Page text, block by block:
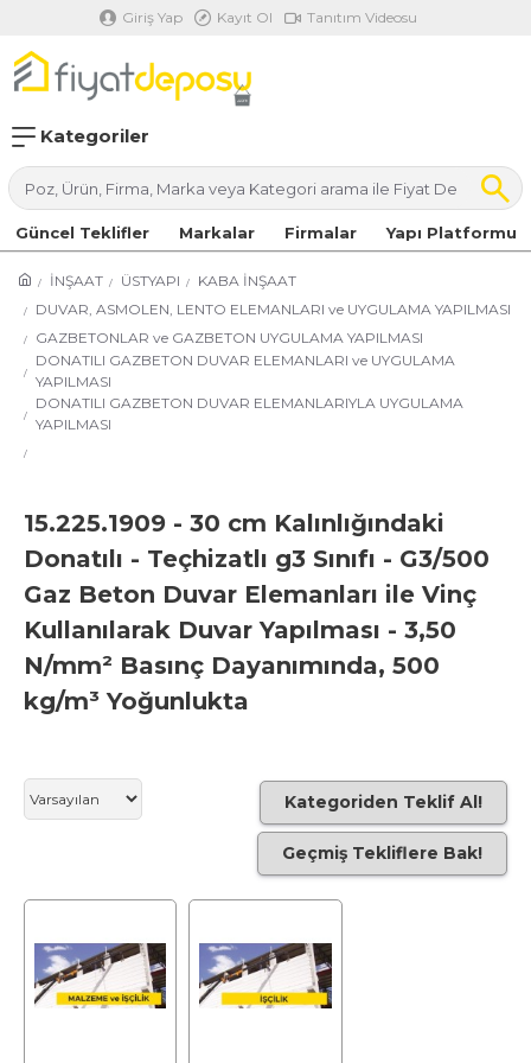
Giriş Yap Kayıt Ol Tanıtım Videosu
Kategoriler
Güncel Teklifler Markalar Firmalar Yapı Platformu
İNŞAAT ÜSTYAPI
KABA İNŞAAT
DUVAR, ASMOLEN, LENTO ELEMANLARI ve UYGULAMA YAPILMASI
GAZBETONLAR ve GAZBETON UYGULAMA YAPILMASI
DONATILI GAZBETON DUVAR ELEMANLARI ve UYGULAMA
YAPILMASI
DONATILI GAZBETON DUVAR ELEMANLARIYLA UYGULAMA
YAPILMASI
15.225.1909 - 30 cm Kalınlığındaki
Donatılı - Teçhizatlı g3 Sınıfı - G3/500
Gaz Beton Duvar Elemanları ile Vinç
Kullanılarak Duvar Yapılması - 3,50
N/mm² Basınç Dayanımında, 500
kg/m³ Yoğunlukta
Kategoriden Teklif Al!
Geçmiş Tekliflere Bak!